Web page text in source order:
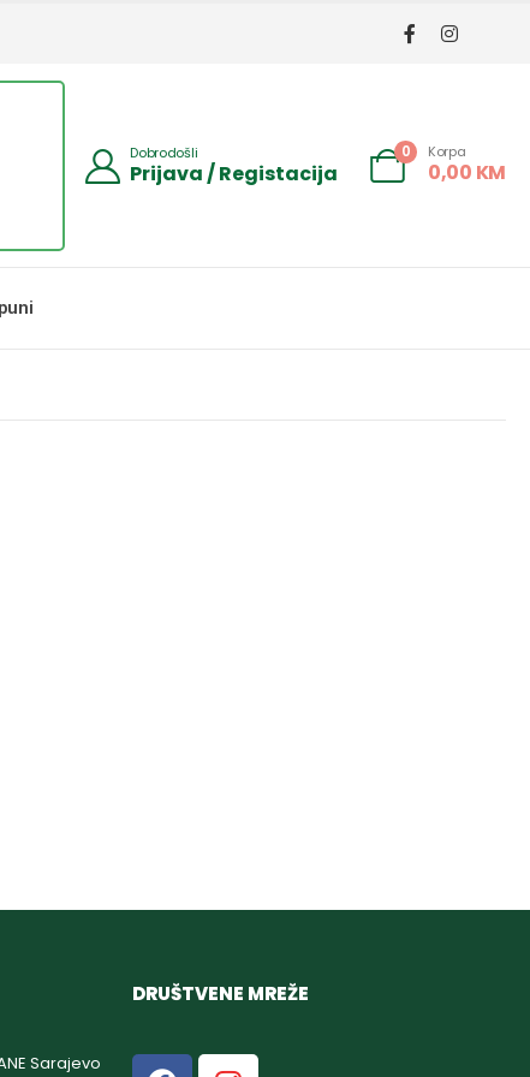
Dobrodošli
Prijava / Registacija
0 Korpa
0,00 KM
Sarajevo
DRUŠTVENE MREŽE